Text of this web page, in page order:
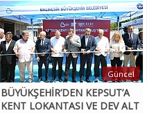
BÜYÜKŞEHİR’DEN KEPSUT’A
KENT LOKANTASI VE DEV ALT
Güncel